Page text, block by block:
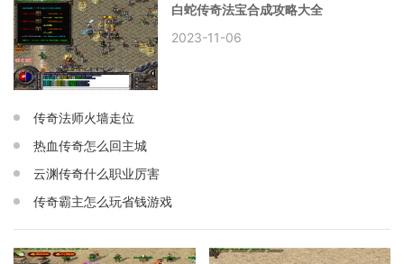
白蛇传奇法宝合成攻略大全
2023-11-06
传奇法师火墙走位
热血传奇怎么回主城
云渊传奇什么职业厉害
传奇霸主怎么玩省钱游戏